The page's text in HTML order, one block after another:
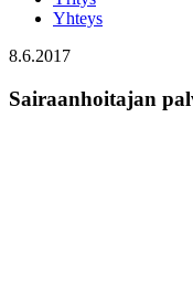
Yhteys
8.6.2017
Sairaanhoitajan